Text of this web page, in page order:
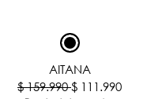
AITANA
$ 159.990$ 111.990